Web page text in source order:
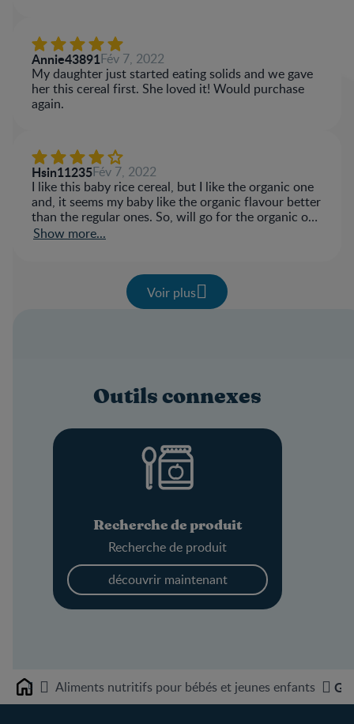
Annie43891Fév 7, 2022
My daughter just started eating solids and we gave
her this cereal first. She loved it! Would purchase
again.
Hsin11235Fév 7, 2022
I like this baby rice cereal, but I like the organic one
and, it seems my baby like the organic flavour better
than the regular ones. So, will go for the organic one
Show more...
Voir plus
Outils connexes
Recherche de produit
Recherche de produit
découvrir maintenant
Home Aliments nutritifs pour bébés et jeunes enfants